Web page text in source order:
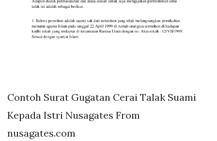
Contoh Surat Gugatan Cerai Talak Suami
Kepada Istri Nusagates From
nusagates.com